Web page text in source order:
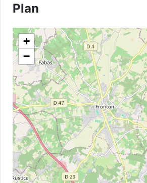
Plan
+
−